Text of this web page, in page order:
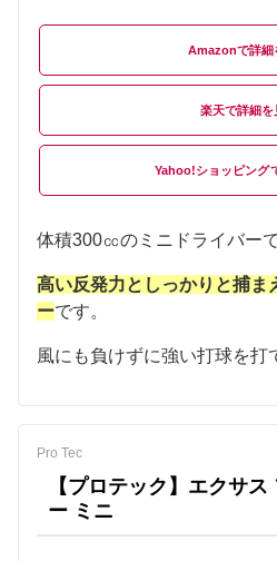
Amazon
楽天
Yahoo!ショッピング
体積300㏄のミニドライバーで
高い反発力としっかりと捕ま
ーです。
風にも負けずに強い打球を打
Pro Tec
【プロテック】エクサ
ー ミニ